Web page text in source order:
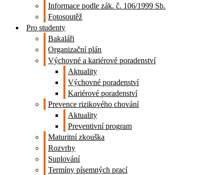
Informace podle zák. č. 106/1999 Sb.
Fotosoutěž
Pro studenty
Bakaláři
Organizační plán
Výchovné a kariérové poradenství
Aktuality
Výchovné poradenství
Kariérové poradenství
Prevence rizikového chování
Aktuality
Preventivní program
Maturitní zkouška
Rozvrhy
Suplování
Termíny písemných prací